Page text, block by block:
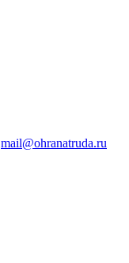
mail@ohranatruda.ru